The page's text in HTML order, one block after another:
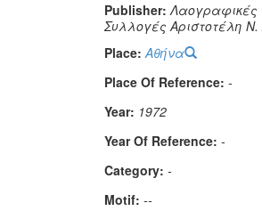
Publisher: Λαογραφικές
Συλλογές Αριστοτέλη Ν.
Place: Αθήνα
Place Of Reference: -
Year: 1972
Year Of Reference: -
Category: -
Μotif: --